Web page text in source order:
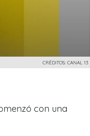
CRÉDITOS: CANAL 13
con una